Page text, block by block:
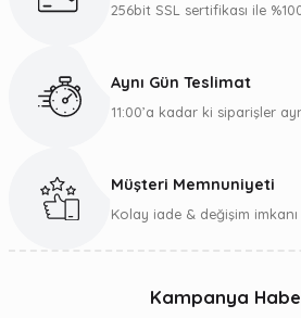
Sepete
Flamingueo ELI 10 Litre Taşınabilir Kozmetik
256bit SSL sertifikası ile
Aynı Gün Teslimat
11:00’a kadar ki siparişler
Müşteri Memnuniyeti
Kolay iade & değişim
Kampanya